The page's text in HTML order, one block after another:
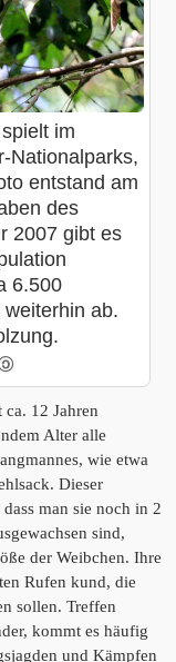
im
Nationalparks,
entstand am
des
2007 gibt es
6.500
ab.
12 Jahren
Alter alle
wie etwa
Dieser
man sie noch in 2
sind,
der Weibchen. Ihre
Rufen kund, die
sollen. Treffen
kommt es häufig
und Kämpfen